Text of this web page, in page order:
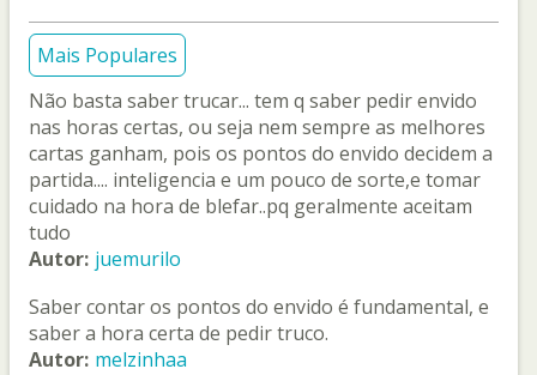
Mais Populares
Não basta saber trucar... tem q saber pedir envido
nas horas certas, ou seja nem sempre as melhores
cartas ganham, pois os pontos do envido decidem a
partida.... inteligencia e um pouco de sorte,e tomar
cuidado na hora de blefar..pq geralmente aceitam
tudo
Autor: juemurilo
Saber contar os pontos do envido é fundamental, e
saber a hora certa de pedir truco.
Autor: melzinhaa